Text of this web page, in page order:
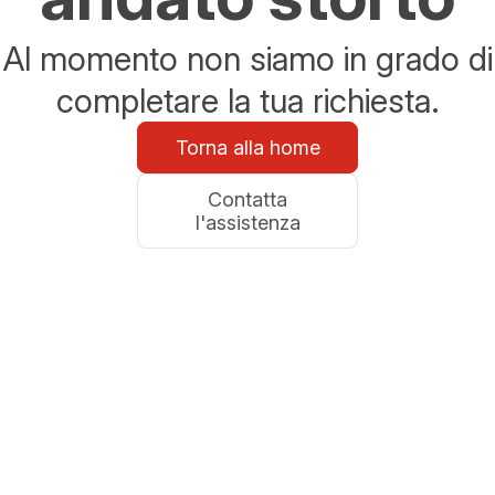
Al momento non siamo in grado di
completare la tua richiesta.
Torna alla home
Contatta
l'assistenza